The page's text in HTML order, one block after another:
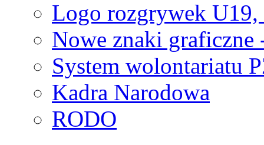
Logo rozgrywek
Nowe znaki graficzne
System wolontariatu
Kadra Narodowa
RODO